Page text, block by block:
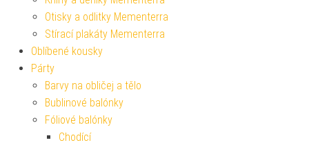
Otisky a odlitky Mementerra
Stírací plakáty Mementerra
Oblíbené kousky
Párty
Barvy na obličej a tělo
Bublinové balónky
Fóliové balónky
Chodící